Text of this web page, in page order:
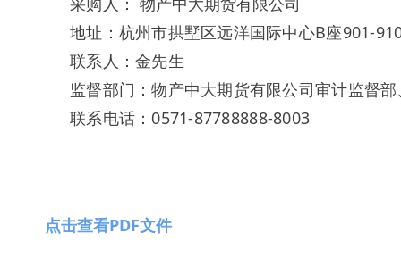
地址：杭州市拱墅区远洋国际中心B座901-
联系人：金先生
监督部门：物产中大期货有限公司审计监督
联系电话：0571-87788888-8003
点击查看PDF文件